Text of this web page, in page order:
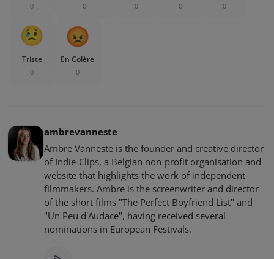
0 0 0 0 0
Triste
0
En Colère
0
ambrevanneste
Ambre Vanneste is the founder and creative director
of Indie-Clips, a Belgian non-profit organisation and
website that highlights the work of independent
filmmakers. Ambre is the screenwriter and director
of the short films "The Perfect Boyfriend List" and
"Un Peu d'Audace", having received several
nominations in European Festivals.